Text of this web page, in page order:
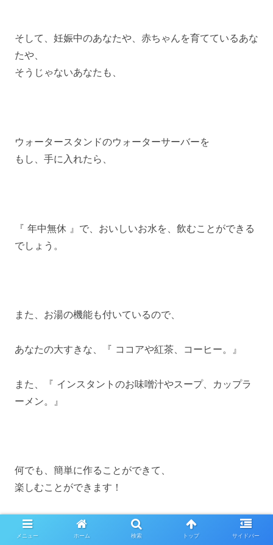
そして、妊娠中のあなたや、赤ちゃんを育てているあな
たや、
そうじゃないあなたも、
ウォータースタンドのウォーターサーバーを
もし、手に入れたら、
『 年中無休 』で、おいしいお水を、飲むことができる
でしょう。
また、お湯の機能も付いているので、
あなたの大すきな、『 ココアや紅茶、コーヒー。』
また、『 インスタントのお味噌汁やスープ、カップラ
ーメン。』
何でも、簡単に作ることができて、
楽しむことができます！
メニュー ホーム 検索 トップ サイドバー